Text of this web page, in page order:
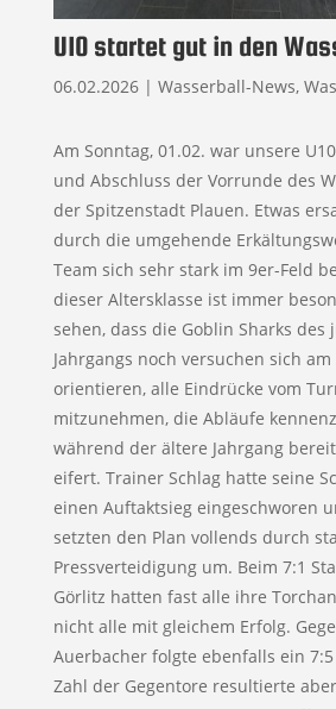
U10 startet gut in den
06.02.2026| Wasserball-News,
Am Sonntag, 01.02. war unsere
und Abschluss der Vorrunde des
der Spitzenstadt Plauen. Etwas
durch die umgehende
Team sich sehr stark im 9er-Feld
dieser Altersklasse ist immer
sehen, dass die Goblin Sharks des
Jahrgangs noch versuchen sich
orientieren, alle Eindrücke vom
mitzunehmen, die Abläufe
während der ältere Jahrgang
eifert. Trainer Schlag hatte seine
einen Auftaktsieg eingeschworen
setzten den Plan vollends durch
Pressverteidigung um. Beim 7:1
Görlitz hatten fast alle ihre
nicht alle mit gleichem Erfolg.
Auerbacher folgte ebenfalls ein 7:5
Zahl der Gegentore resultierte